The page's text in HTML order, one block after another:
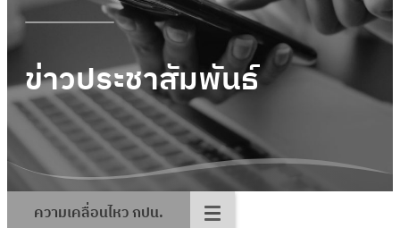
ข่าวประชาสัมพันธ์
ความเคลื่อนไหว กปน.